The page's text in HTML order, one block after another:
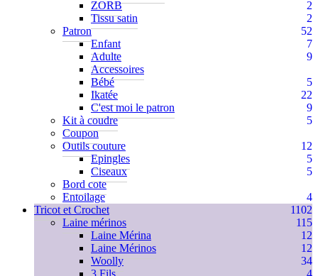
ZORB
2
Tissu satin
2
Patron
52
Enfant
7
Adulte
9
Accessoires
Bébé
5
Ikatée
22
C'est moi le patron
9
Kit à coudre
5
Coupon
Outils couture
12
Epingles
5
Ciseaux
5
Bord cote
Entoilage
4
Tricot et Crochet
1102
Laine mérinos
115
Laine Mérina
12
Laine Mérinos
12
Woolly
34
3 Fils
4